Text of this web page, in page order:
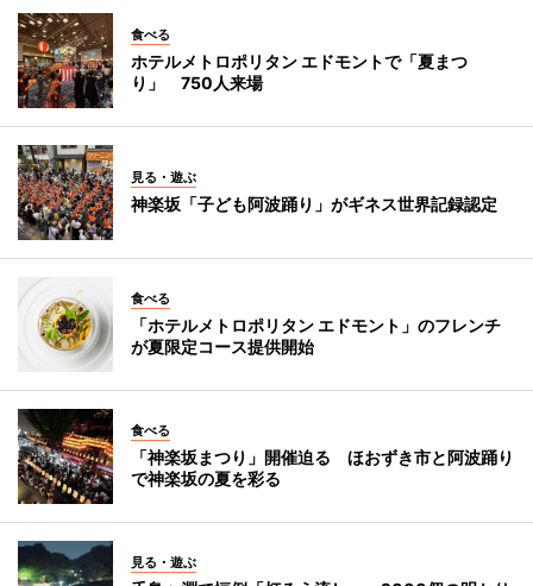
食べる
ホテルメトロポリタン エドモントで「夏まつ
り」 750人来場
見る・遊ぶ
神楽坂「子ども阿波踊り」がギネス世界記録認定
食べる
「ホテルメトロポリタン エドモント」のフレンチ
が夏限定コース提供開始
食べる
「神楽坂まつり」開催迫る ほおずき市と阿波踊り
で神楽坂の夏を彩る
見る・遊ぶ